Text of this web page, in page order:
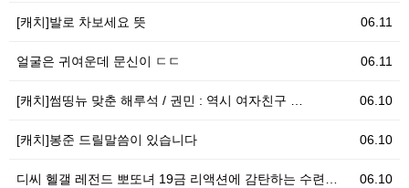
06.11
[캐치]발로 차보세요 뜻
06.11
얼굴은 귀여운데 문신이 ㄷㄷ
06.10
[캐치]썸띵뉴 맞춘 해루석 / 권민 : 역시 여자친구 …
06.10
[캐치]봉준 드릴말씀이 있습니다
06.10
디씨 헬갤 레전드 뽀또녀 19금 리액션에 감탄하는 수련…